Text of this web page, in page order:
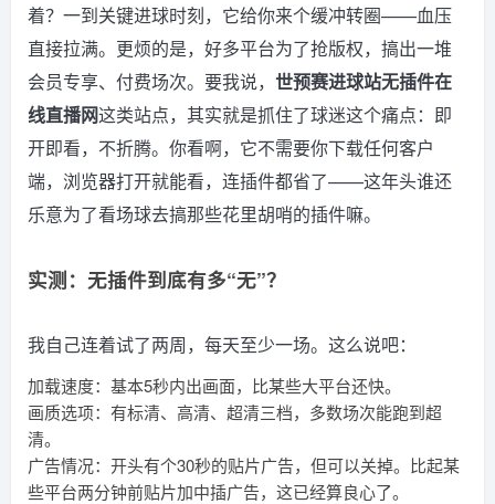
着？一到关键进球时刻，它给你来个缓冲转圈——血压
直接拉满。更烦的是，好多平台为了抢版权，搞出一堆
会员专享、付费场次。要我说， 世预赛进球站无插件在
线直播网这类站点，其实就是抓住了球迷这个痛点：即
开即看，不折腾。你看啊，它不需要你下载任何客户
端，浏览器打开就能看，连插件都省了——这年头谁还
乐意为了看场球去搞那些花里胡哨的插件嘛。
实测：无插件到底有多“无”？
我自己连着试了两周，每天至少一场。这么说吧：
加载速度：基本5秒内出画面，比某些大平台还快。
画质选项：有标清、高清、超清三档，多数场次能跑到超
清。
广告情况：开头有个30秒的贴片广告，但可以关掉。比起某
些平台两分钟前贴片加中插广告，这已经算良心了。